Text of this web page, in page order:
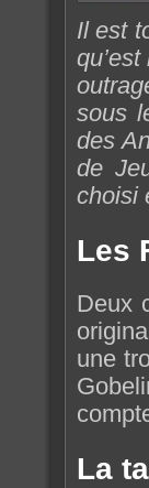
Il est
sous
des
de
choisi
Les
Deux
une
La